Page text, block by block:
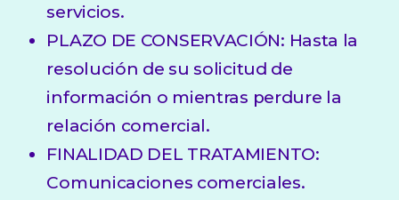
servicios.
PLAZO DE CONSERVACIÓN: Hasta la
resolución de su solicitud de
información o mientras perdure la
relación comercial.
FINALIDAD DEL TRATAMIENTO:
Comunicaciones comerciales.